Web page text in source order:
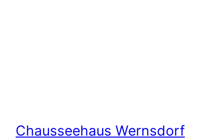
Chausseehaus Wernsdorf